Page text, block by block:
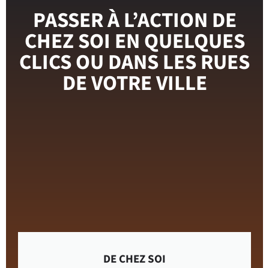
PASSER À L’ACTION DE
CHEZ SOI EN QUELQUES
CLICS OU DANS LES RUES
DE VOTRE VILLE
DE CHEZ SOI